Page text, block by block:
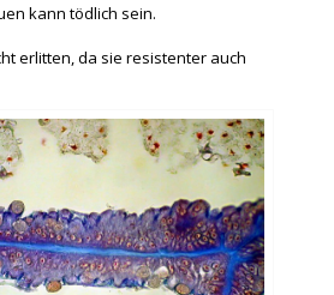
kann tödlich sein.
erlitten, da sie resistenter auch